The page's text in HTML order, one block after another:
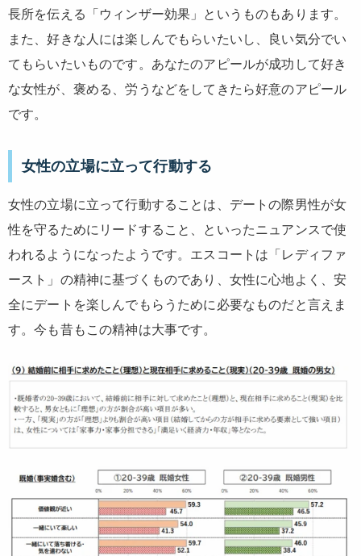
長所を伝える「ウィンザー効果」というものもあります。
また、好きな人には楽しんでもらいたいし、良い気分でい
てもらいたいものです。あなたのアピールが成功して好き
な女性が、褒める、労うなどをしてきたら好意のアピール
です。
女性の立場に立って行動する
女性の立場に立って行動することは、デートの際男性が女
性を守るためにリードすること、といったニュアンスで使
われるようになったようです。エスコートは「レディファ
ースト」の精神に基づくものであり、女性に心地よく、安
全にデートを楽しんでもらうために必要なものだと言えま
す。今も昔もこの精神は大事です。